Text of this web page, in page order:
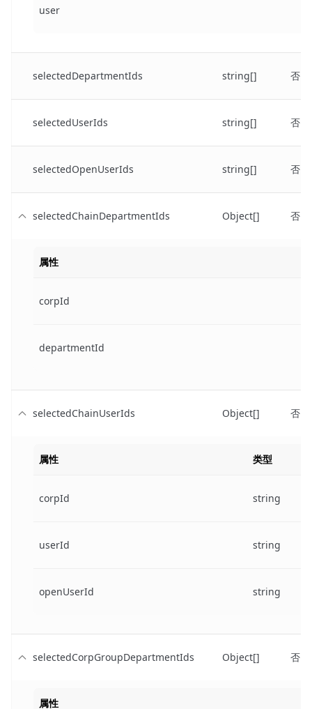
user
selectedDepartmentIds string[] 否
selectedUserIds string[] 否
selectedOpenUserIds string[] 否
selectedChainDepartmentIds Object[] 否
属性
corpId
departmentId
selectedChainUserIds Object[] 否
属性 类型
corpId string
userId string
openUserId string
selectedCorpGroupDepartmentIds Object[] 否
属性